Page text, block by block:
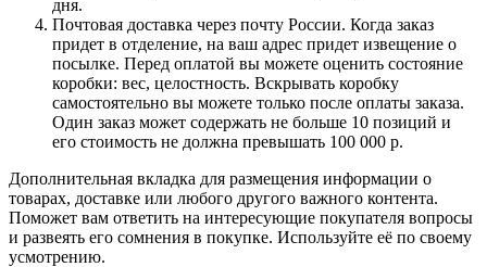
дня.
Почтовая доставка через почту России. Когда заказ
придет в отделение, на ваш адрес придет извещение о
посылке. Перед оплатой вы можете оценить состояние
коробки: вес, целостность. Вскрывать коробку
самостоятельно вы можете только после оплаты заказа.
Один заказ может содержать не больше 10 позиций и
его стоимость не должна превышать 100 000 р.
Дополнительная вкладка для размещения информации о
товарах, доставке или любого другого важного контента.
Поможет вам ответить на интересующие покупателя вопросы
и развеять его сомнения в покупке. Используйте её по своему
усмотрению.